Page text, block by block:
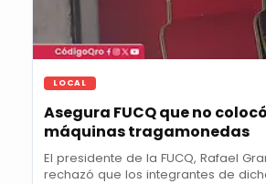
LOCAL
Asegura FUCQ que no
máquinas tragamonedas
El presidente de la FUCQ, Rafael
rechazó que los integrantes de